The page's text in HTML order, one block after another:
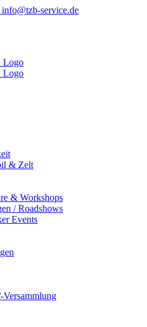
service.de
& Zelt
& Workshops
/ Roadshows
Events
Versammlung